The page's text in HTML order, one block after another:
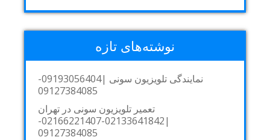
نوشته‌های تازه
نمایندگی تلویزیون سونی |09193056404-
09127384085
تعمیر تلویزیون سونی در تهران
|02133641842-02166221407-
09127384085